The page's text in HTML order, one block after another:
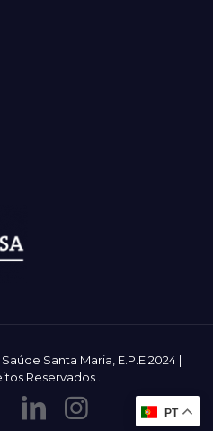
Santa Maria, E.P.E 2024 |
Reservados
PT